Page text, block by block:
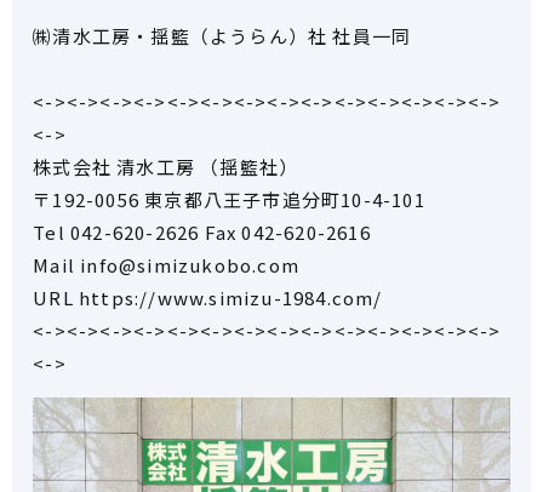
㈱清水工房・揺籃（ようらん）社 社員一同
<-><-><-><-><-><-><-><-><-><-><-><-><-><->
<->
株式会社 清水工房 （揺籃社）
〒192-0056 東京都八王子市追分町10-4-101
Tel 042-620-2626 Fax 042-620-2616
Mail info@simizukobo.com
URL https://www.simizu-1984.com/
<-><-><-><-><-><-><-><-><-><-><-><-><-><->
<->